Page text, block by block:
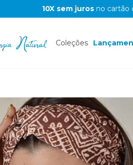
10X sem jurosno cartão
Coleções